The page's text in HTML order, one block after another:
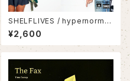
SHELFLIVES / hypernorma
L
¥2,600